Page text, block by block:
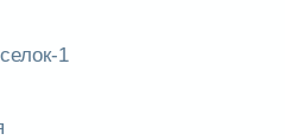
1